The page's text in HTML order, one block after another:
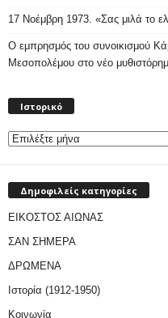
17 Νοέμβρη 1973. «Σας μιλά το
Ο εμπρησμός του συνοικισμού
Μεσοπολέμου στο νέο
Ιστορικό
Δημοφιλείς κατηγορίες
ΕΙΚΟΣΤΟΣ ΑΙΩΝΑΣ
ΣΑΝ ΣΗΜΕΡΑ
ΔΡΩΜΕΝΑ
Ιστορία (1912-1950)
Κοινωνία